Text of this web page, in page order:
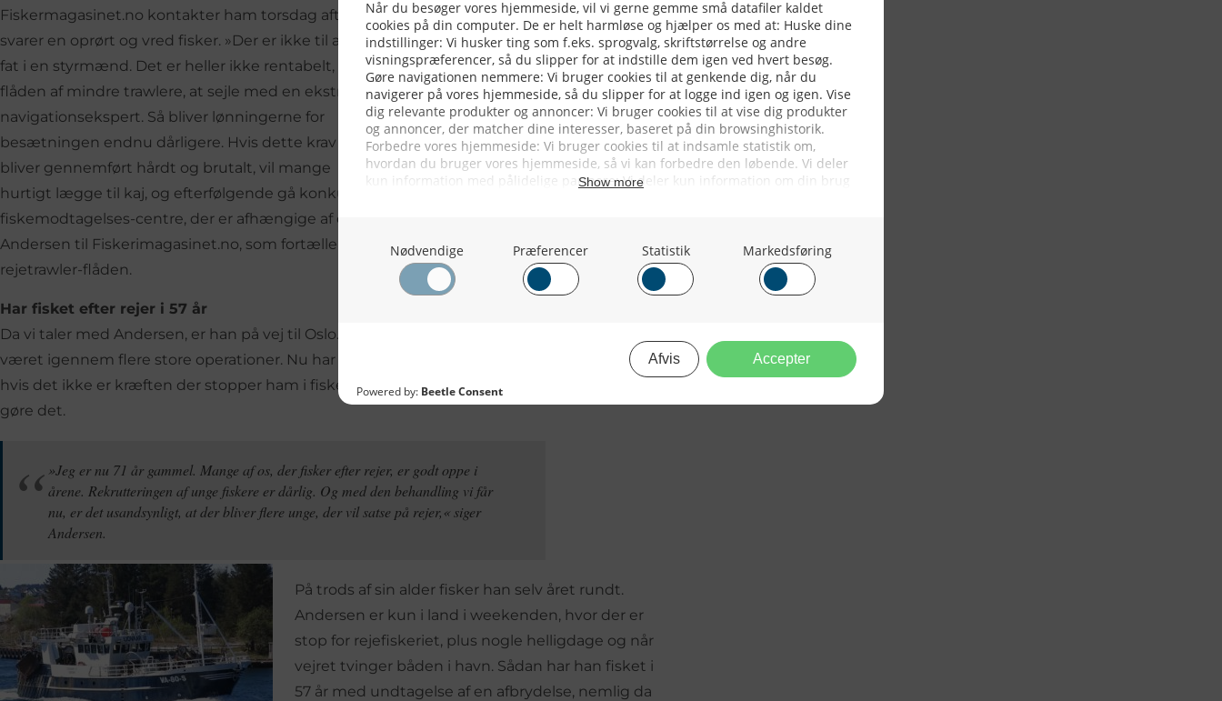
Fiskermagasinet.no kontakter ham torsdag aften,
svarer en oprørt og vred fisker. »Der er ikke til at få
fat i en styrmænd. Det er heller ikke rentabelt, i
flåden af ​​mindre trawlere, at sejle med en ekstra
navigationsekspert. Så bliver lønningerne for
besætningen endnu dårligere. Hvis dette krav nu
bliver gennemført hårdt og brutalt, vil mange
hurtigt lægge til kaj, og efterfølgende gå konkurs. Det samme vil ske for mange
fiskemodtagelses-centre, der er afhængige af de fangster, som rejetrawlerne leverer,« siger
Andersen til Fiskerimagasinet.no, som fortæller, at han føler, at myndighederne vil af med
rejetrawler-flåden.
Har fisket efter rejer i 57 år
Da vi taler med Andersen, er han på vej til Oslo. For en del år siden fik han kræft, og han har
været igennem flere store operationer. Nu har han et opfølgende tjek. Men det ser ud til, at
hvis det ikke er kræften der stopper ham i fiskerierhvervet, så vil bureaukratiet og reglerne
gøre det.
»Jeg er nu 71 år gammel. Mange af os, der fisker efter rejer, er godt oppe i
årene. Rekrutteringen af ​​unge fiskere er dårlig. Og med den behandling vi får
nu, er det usandsynligt, at der bliver flere unge, der vil satse på rejer,« siger
Andersen.
På trods af sin alder fisker han selv året rundt.
Andersen er kun i land i weekenden, hvor der er
stop for rejefiskeriet, plus nogle helligdage og når
vejret tvinger båden i havn. Sådan har han fisket i
57 år med undtagelse af en afbrydelse, nemlig da